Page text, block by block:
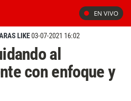
EN VIVO
LIKE03-07-2021 16:02
al
con enfoque y